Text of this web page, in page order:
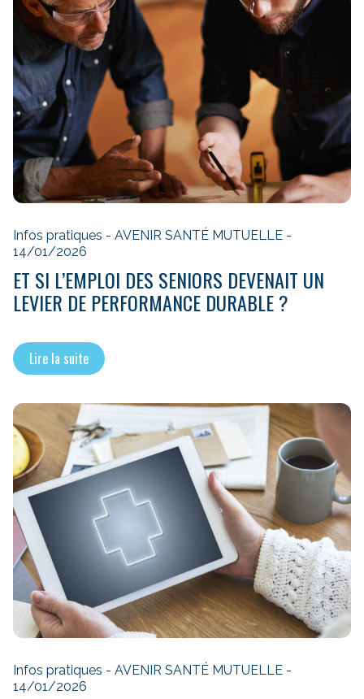
Infos pratiques - AVENIR SANTÉ MUTUELLE -
14/01/2026
ET SI L’EMPLOI DES SENIORS DEVENAIT UN
LEVIER DE PERFORMANCE DURABLE ?
Lire la suite
Infos pratiques - AVENIR SANTÉ MUTUELLE -
14/01/2026